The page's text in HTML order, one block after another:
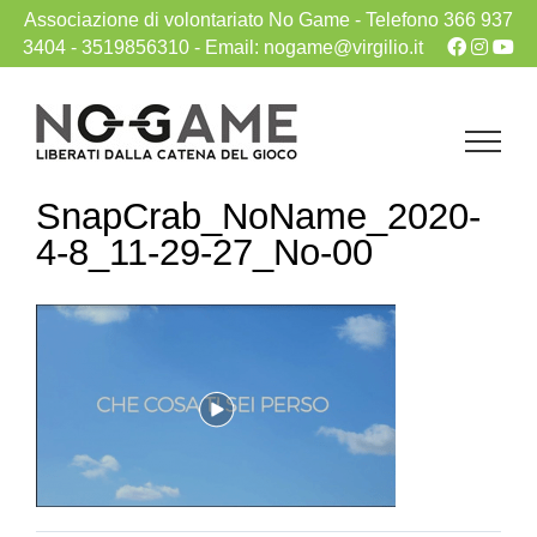
Associazione di volontariato No Game - Telefono 366 937
3404 - 3519856310 - Email: nogame@virgilio.it
contenuto
SnapCrab_NoName_2020-
4-8_11-29-27_No-00